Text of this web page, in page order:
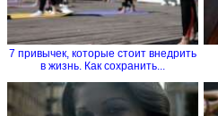
7 привычек, которые стоит внедрить
в жизнь. Как сохранить...